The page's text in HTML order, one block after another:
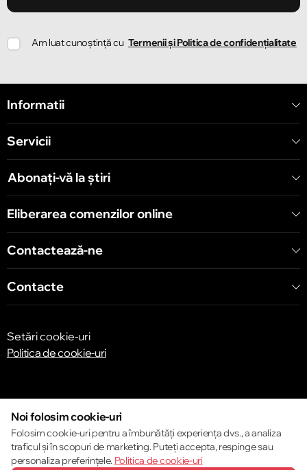
Am luat cunoștință cu Termenii și Politica de confidențialitate
Informatii
Servicii
Abonați-vă la știri
Eliberarea comenzilor online
Contactează-ne
Contacte
Setări cookie-uri
Politica de cookie-uri
© 2013 – 2026 ECOM
Noi folosim cookie-uri
Folosim cookie-uri pentru a îmbunătăți experiența dvs., a analiza
traficul și în scopuri de marketing. Puteți accepta, respinge sau
personaliza preferințele. Politica de cookie-uri